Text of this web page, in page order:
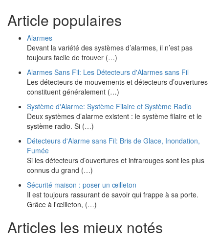
Article populaires
Alarmes
Devant la variété des systèmes d’alarmes, il n’est pas
toujours facile de trouver (…)
Alarmes Sans Fil: Les Détecteurs d'Alarmes sans Fil
Les détecteurs de mouvements et détecteurs d’ouvertures
constituent généralement (…)
Système d'Alarme: Système Filaire et Système Radio
Deux systèmes d’alarme existent : le système filaire et le
système radio. Si (…)
Détecteurs d'Alarme sans Fil: Bris de Glace, Inondation,
Fumée
Si les détecteurs d’ouvertures et infrarouges sont les plus
connus du grand (…)
Sécurité maison : poser un œilleton
Il est toujours rassurant de savoir qui frappe à sa porte.
Grâce à l'œilleton, (…)
Articles les mieux notés